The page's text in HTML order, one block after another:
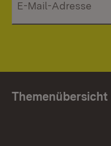
Themenübersicht